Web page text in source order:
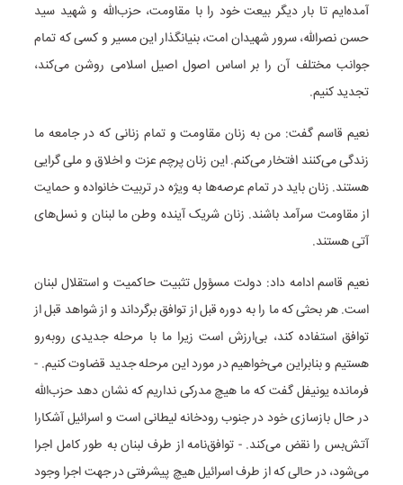
آمده‌ایم تا بار دیگر بیعت خود را با مقاومت، حزب‌الله و شهید سید
حسن نصرالله، سرور شهیدان امت، بنیانگذار این مسیر و کسی که تمام
جوانب مختلف آن را بر اساس اصول اصیل اسلامی روشن می‌کند،
تجدید کنیم.
نعیم قاسم گفت: من به زنان مقاومت و تمام زنانی که در جامعه ما
زندگی می‌کنند افتخار می‌کنم. این زنان پرچم عزت و اخلاق و ملی گرایی
هستند. زنان باید در تمام عرصه‌ها به ویژه در تربیت خانواده و حمایت
از مقاومت سرآمد باشند. زنان شریک آینده وطن ما لبنان و نسل‌های
آتی هستند.
نعیم قاسم ادامه داد: دولت مسؤول تثبیت حاکمیت و استقلال لبنان
است. هر بحثی که ما را به دوره قبل از توافق برگرداند و از شواهد قبل از
توافق استفاده کند، بی‌ارزش است زیرا ما با مرحله جدیدی روبه‌رو
هستیم و بنابراین می‌خواهیم در مورد این مرحله جدید قضاوت کنیم. -
فرمانده یونیفل گفت که ما هیچ مدرکی نداریم که نشان دهد حزب‌الله
در حال بازسازی خود در جنوب رودخانه لیطانی است و اسرائیل آشکارا
آتش‌بس را نقض می‌کند. - توافق‌نامه از طرف لبنان به طور کامل اجرا
می‌شود، در حالی که از طرف اسرائیل هیچ پیشرفتی در جهت اجرا وجود